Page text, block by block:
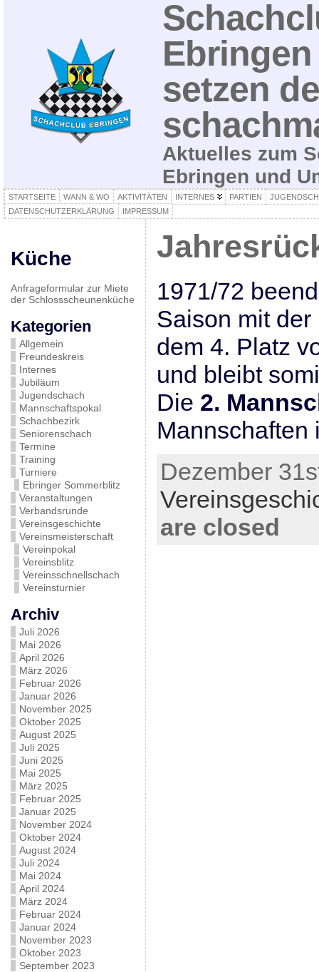
setzen
Aktuelles zum
Ebringen und
STARTSEITE WANN & WO AKTIVITÄTEN INTERNES PARTIEN
DATENSCHUTZERKLÄRUNG
IMPRESSUM
Küche
Anfrageformular zur Miete
der Schlossscheunenküche
Kategorien
Allgemein
Freundeskreis
Internes
Jubiläum
Jugendschach
Mannschaftspokal
Schachbezirk
Seniorenschach
Termine
Training
Turniere
Ebringer Sommerblitz
Veranstaltungen
Verbandsrunde
Vereinsgeschichte
Vereinsmeisterschaft
Vereinpokal
Vereinsblitz
Vereinsschnellschach
Vereinsturnier
Archiv
Juli 2026
Mai 2026
April 2026
März 2026
Februar 2026
Januar 2026
November 2025
Oktober 2025
August 2025
Juli 2025
Juni 2025
Mai 2025
März 2025
Februar 2025
Januar 2025
November 2024
Oktober 2024
August 2024
Juli 2024
Mai 2024
April 2024
März 2024
Februar 2024
Januar 2024
November 2023
Oktober 2023
September 2023
1971/72
Saison mit der
dem 4. Platz
und bleibt
Die 2.
Mannschaften
Dezember
are closed